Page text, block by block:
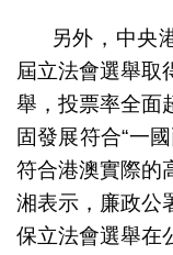
另外，中央
屆立法會選舉取
舉，投票率全面
固發展符合“一
符合港澳實際的
湘表示，廉政公
保立法會選舉在